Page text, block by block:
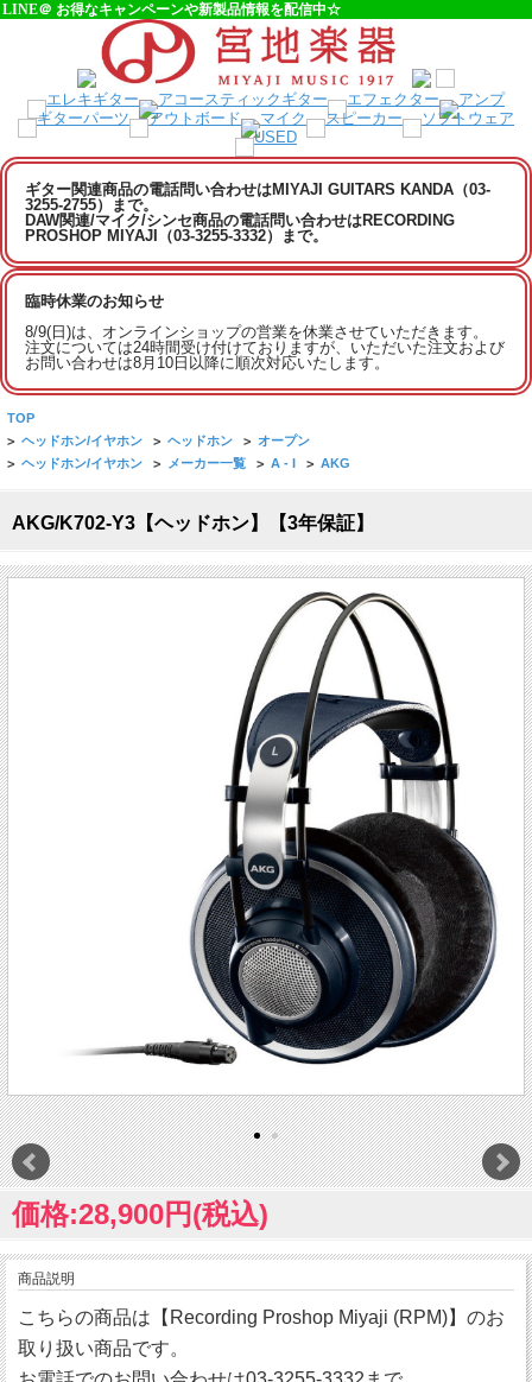
LINE＠ お得なキャンペーンや新製品情報を配信中☆
ギター関連商品の電話問い合わせはMIYAJI GUITARS KANDA（03-
3255-2755）まで。
DAW関連/マイク/シンセ商品の電話問い合わせはRECORDING
PROSHOP MIYAJI（03-3255-3332）まで。
臨時休業のお知らせ
8/9(日)は、オンラインショップの営業を休業させていただきます。
注文については24時間受け付けておりますが、いただいた注文および
お問い合わせは8月10日以降に順次対応いたします。
TOP
> ヘッドホン/イヤホン > ヘッドホン > オープン
> ヘッドホン/イヤホン > メーカー一覧 > A - I > AKG
AKG/K702-Y3【ヘッドホン】【3年保証】
価格:28,900円(税込)
商品説明
こちらの商品は【Recording Proshop Miyaji (RPM)】のお
取り扱い商品です。